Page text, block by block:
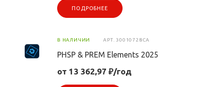
ПОДРОБНЕЕ
В НАЛИЧИИ АРТ. 30010728CA
PHSP & PREM Elements 2025
от 13 362,97 ₽/год